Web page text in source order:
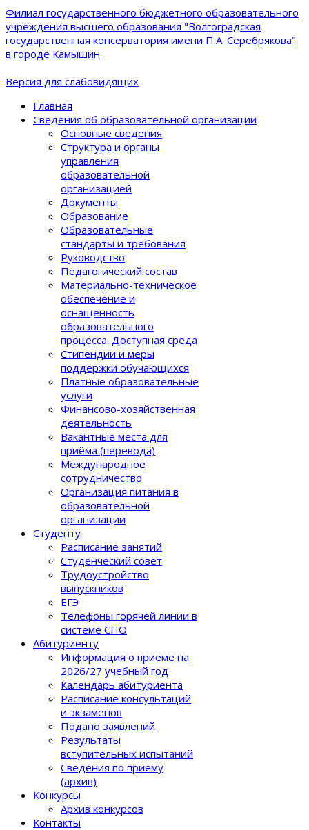
Филиал государственного бюджетного образовательного
учреждения высшего образования "Волгоградская
государственная консерватория имени П.А. Серебрякова"
в городе Камышин
Версия для слабовидящих
Главная
Сведения об образовательной организации
Основные сведения
Структура и органы
управления
образовательной
организацией
Документы
Образование
Образовательные
стандарты и требования
Руководство
Педагогический состав
Материально-техническое
обеспечение и
оснащенность
образовательного
процеcса. Доступная среда
Стипендии и меры
поддержки обучающихся
Платные образовательные
услуги
Финансово-хозяйственная
деятельность
Вакантные места для
приёма (перевода)
Международное
сотрудничество
Организация питания в
образовательной
организации
Студенту
Расписание занятий
Студенческий совет
Трудоустройство
выпускников
ЕГЭ
Телефоны горячей линии в
системе СПО
Абитуриенту
Информация о приеме на
2026/27 учебный год
Календарь абитуриента
Расписание консультаций
и экзаменов
Подано заявлений
Результаты
вступительных испытаний
Сведения по приему
(архив)
Конкурсы
Архив конкурсов
Контакты